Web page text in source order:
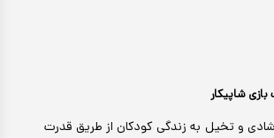
بازی شاپیکار
و تخیل به زندگی کودکان از طریق قدرت